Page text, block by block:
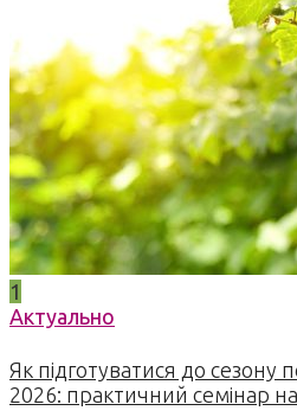
1
Актуально
Як підготуватися до сезону
2026: практичний семінар